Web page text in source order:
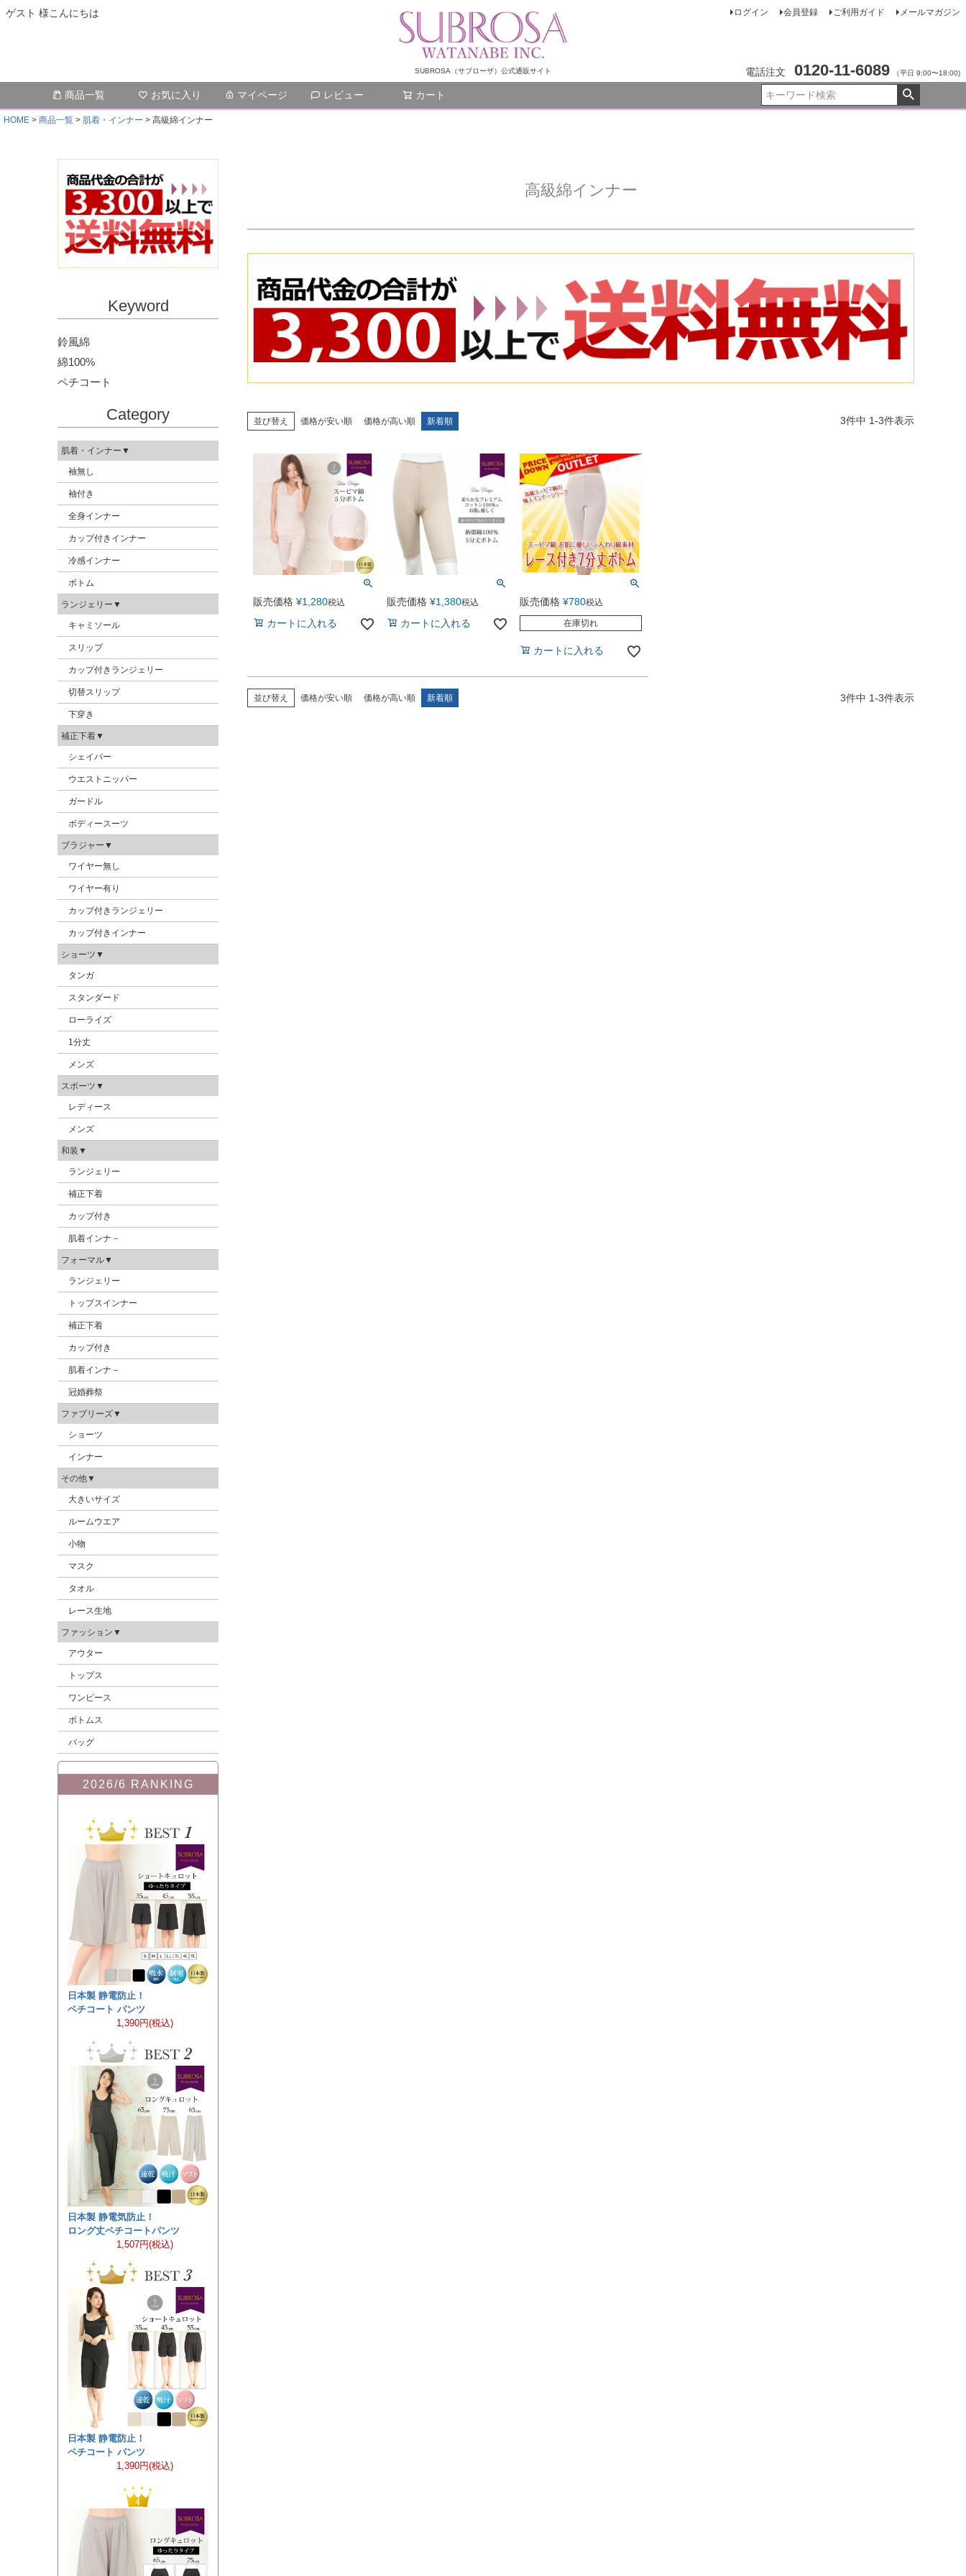
ゲスト 様こんにちは
SUBROSA（サブローザ）公式通販サイト
ログイン 会員登録 ご利用ガイド メールマガジン
電話注文 0120-11-6089 （平日 9:00〜18:00)
商品一覧 お気に入り マイページ レビュー カート
HOME 商品一覧 肌着・インナー 高級綿インナー
Keyword
鈴風綿
綿100%
ペチコート
Category
肌着・インナー▼
袖無し
袖付き
全身インナー
カップ付きインナー
冷感インナー
ボトム
ランジェリー▼
キャミソール
スリップ
カップ付きランジェリー
切替スリップ
下穿き
補正下着▼
シェイパー
ウエストニッパー
ガードル
ボディースーツ
ブラジャー▼
ワイヤー無し
ワイヤー有り
カップ付きランジェリー
カップ付きインナー
ショーツ▼
タンガ
スタンダード
ローライズ
1分丈
メンズ
スポーツ▼
レディース
メンズ
和装▼
ランジェリー
補正下着
カップ付き
肌着インナ－
フォーマル▼
ランジェリー
トップスインナー
補正下着
カップ付き
肌着インナ－
冠婚葬祭
ファブリーズ▼
ショーツ
インナー
その他▼
大きいサイズ
ルームウエア
小物
マスク
タオル
レース生地
ファッション▼
アウター
トップス
ワンピース
ボトムス
バッグ
2026/6 RANKING
日本製 静電防止！
ペチコート パンツ
1,390円(税込)
日本製 静電気防止！
ロング丈ペチコートパンツ
1,507円(税込)
日本製 静電防止！
ペチコート パンツ
1,390円(税込)
高級綿インナー
並び替え 価格が安い順 価格が高い順 新着順 3件中 1-3件表示
販売価格 ¥1,280税込
カートに入れる
販売価格 ¥1,380税込
カートに入れる
販売価格 ¥780税込
在庫切れ
カートに入れる
並び替え 価格が安い順 価格が高い順 新着順 3件中 1-3件表示